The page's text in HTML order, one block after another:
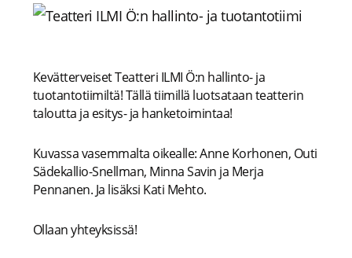
Kevätterveiset Teatteri ILMI Ö:n hallinto- ja
tuotantotiimiltä! Tällä tiimillä luotsataan teatterin
taloutta ja esitys- ja hanketoimintaa!
Kuvassa vasemmalta oikealle: Anne Korhonen, Outi
Sädekallio-Snellman, Minna Savin ja Merja
Pennanen. Ja lisäksi Kati Mehto.
Ollaan yhteyksissä!